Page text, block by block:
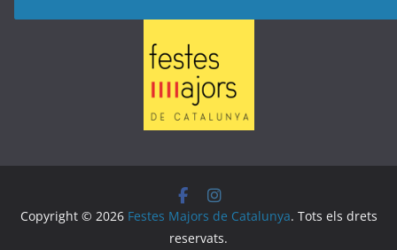
Copyright © 2026 Festes Majors de Catalunya. Tots els drets
reservats.